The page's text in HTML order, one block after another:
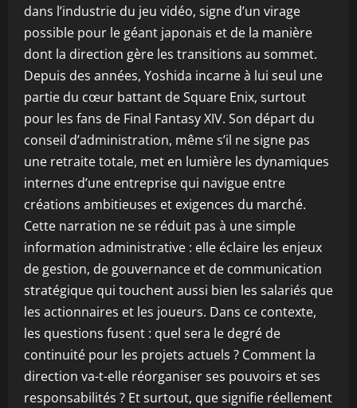
dans l’industrie du jeu vidéo, signe d’un virage
possible pour le géant japonais et de la manière
dont la direction gère les transitions au sommet.
Depuis des années, Yoshida incarne à lui seul une
partie du cœur battant de Square Enix, surtout
pour les fans de Final Fantasy XIV. Son départ du
conseil d’administration, même s’il ne signe pas
une retraite totale, met en lumière les dynamiques
internes d’une entreprise qui navigue entre
créations ambitieuses et exigences du marché.
Cette narration ne se réduit pas à une simple
information administrative : elle éclaire les enjeux
de gestion, de gouvernance et de communication
stratégique qui touchent aussi bien les salariés que
les actionnaires et les joueurs. Dans ce contexte,
les questions fusent : quel sera le degré de
continuité pour les projets actuels ? Comment la
direction va-t-elle réorganiser ses pouvoirs et ses
responsabilités ? Et surtout, que signifie réellement